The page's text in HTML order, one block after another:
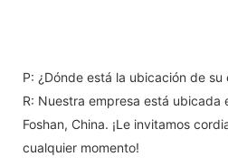
P: ¿Dónde está la ubicación de su
R: Nuestra empresa está ubicada
Foshan, China. ¡Le invitamos
cualquier momento!